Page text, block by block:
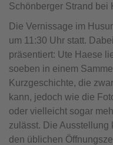
Schönberger Strand bei
Die Vernissage im
um 11:30 Uhr statt.
präsentiert: Ute Haese
soeben in einem
Kurzgeschichte, die
kann, jedoch wie die
oder vielleicht sogar
zulässt. Die Ausstellung
den üblichen